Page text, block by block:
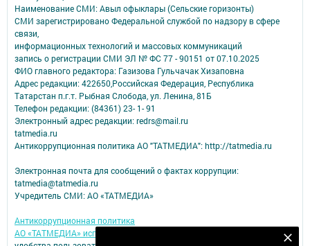
Наименование СМИ: Авыл офыклары (Сельские горизонты)
СМИ зарегистрировано Федеральной службой по надзору в сфере
связи,
информационных технологий и массовых коммуникаций
запись о регистрации СМИ ЭЛ № ФС 77 - 90151 от 07.10.2025
ФИО главного редактора: Газизова Гульчачак Хизаповна
Адрес редакции: 422650,Российская Федерация, Республика
Татарстан п.г.т. Рыбная Слобода, ул. Ленина, 81Б
Телефон редакции: (84361) 23- 1- 91
Электронный адрес редакции: redrs@mail.ru
tatmedia.ru
Антикоррупционная политика АО "ТАТМЕДИА": http://tatmedia.ru
Электронная почта для сообщений о фактах коррупции:
tatmedia@tatmedia.ru
Учредитель СМИ: АО «ТАТМЕДИА»
Антикоррупционная политика
АО «ТАТМЕДИА» использует «cookie»
для персонализации сервисов и